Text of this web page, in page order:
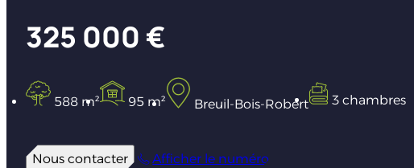
325 000 €
588 m² 95 m² Breuil-Bois-Robert 3 chambres
Nous contacter Afficher le numéro